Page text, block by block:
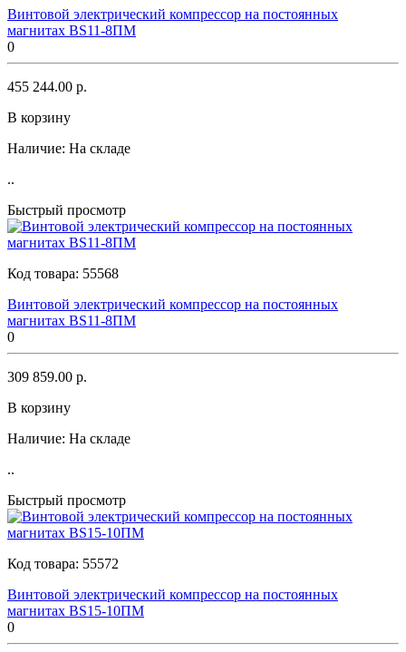
Винтовой электрический компрессор на постоянных
магнитах BS11-8ПМ
0
455 244.00 р.
В корзину
Наличие: На складе
..
Быстрый просмотр
Код товара: 55568
Винтовой электрический компрессор на постоянных
магнитах BS11-8ПМ
0
309 859.00 р.
В корзину
Наличие: На складе
..
Быстрый просмотр
Код товара: 55572
Винтовой электрический компрессор на постоянных
магнитах BS15-10ПМ
0